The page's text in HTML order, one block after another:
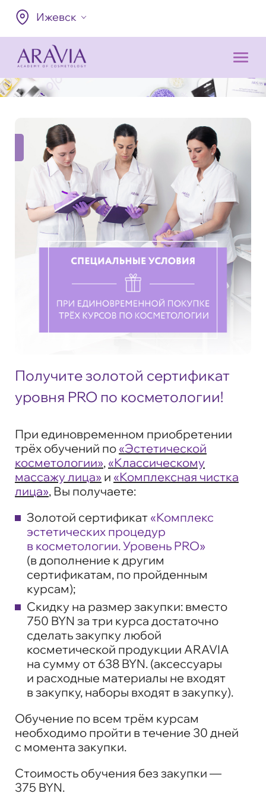
Ижевск
Получите золотой сертификат
уровня PRO по косметологии!
При единовременном приобретении
трёх обучений по «Эстетической
косметологии», «Классическому
массажу лица» и «Комплексная чистка
лица», Вы получаете:
Золотой сертификат «Комплекс
эстетических процедур
в косметологии. Уровень PRO»
(в дополнение к другим
сертификатам, по пройденным
курсам);
Скидку на размер закупки: вместо
750 BYN за три курса достаточно
сделать закупку любой
косметической продукции ARAVIA
на сумму от 638 BYN. (аксессуары
и расходные материалы не входят
в закупку, наборы входят в закупку).
Обучение по всем трём курсам
необходимо пройти в течение 30 дней
с момента закупки.
Стоимость обучения без закупки —
375 BYN.